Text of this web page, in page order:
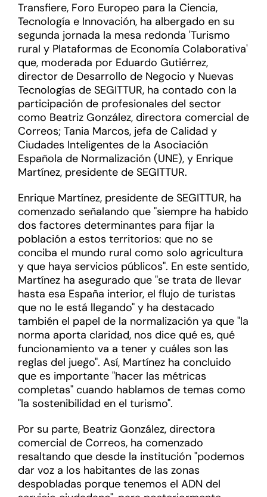
Transfiere, Foro Europeo para la Ciencia,
Tecnología e Innovación, ha albergado en su
segunda jornada la mesa redonda 'Turismo
rural y Plataformas de Economía Colaborativa'
que, moderada por Eduardo Gutiérrez,
director de Desarrollo de Negocio y Nuevas
Tecnologías de SEGITTUR, ha contado con la
participación de profesionales del sector
como Beatriz González, directora comercial de
Correos; Tania Marcos, jefa de Calidad y
Ciudades Inteligentes de la Asociación
Española de Normalización (UNE), y Enrique
Martínez, presidente de SEGITTUR.
Enrique Martínez, presidente de SEGITTUR, ha
comenzado señalando que "siempre ha habido
dos factores determinantes para fijar la
población a estos territorios: que no se
conciba el mundo rural como solo agricultura
y que haya servicios públicos". En este sentido,
Martínez ha asegurado que "se trata de llevar
hasta esa España interior, el flujo de turistas
que no le está llegando" y ha destacado
también el papel de la normalización ya que "la
norma aporta claridad, nos dice qué es, qué
funcionamiento va a tener y cuáles son las
reglas del juego". Así, Martínez ha concluido
que es importante "hacer las métricas
completas" cuando hablamos de temas como
"la sostenibilidad en el turismo".
Por su parte, Beatriz González, directora
comercial de Correos, ha comenzado
resaltando que desde la institución "podemos
dar voz a los habitantes de las zonas
despobladas porque tenemos el ADN del